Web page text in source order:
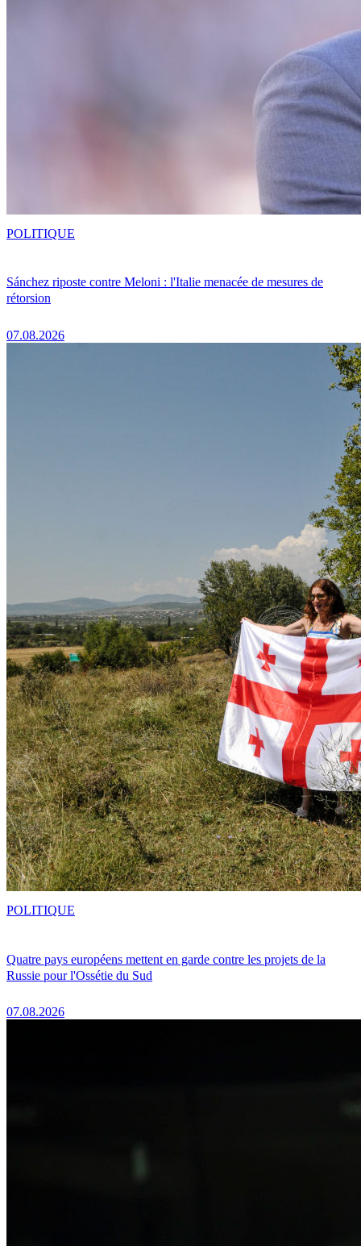
Sánchez riposte contre Meloni : l'Italie menacée de mesures de
rétorsion
07.08.2026
POLITIQUE
Quatre pays européens mettent en garde contre les projets de la
Russie pour l'Ossétie du Sud
07.08.2026
POLITIQUE